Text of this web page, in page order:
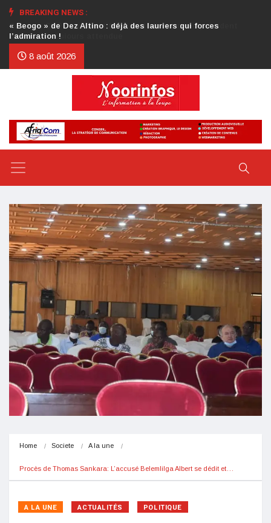
BREAKING NEWS :
Crise au CDP : l’authentification de la lettre du président
d’honneur toujours attendue
8 août 2026
Home Societe A la une
Procès de Thomas Sankara: L’accusé Belemlilga Albert se dédit et…
A LA UNE ACTUALITÉS POLITIQUE